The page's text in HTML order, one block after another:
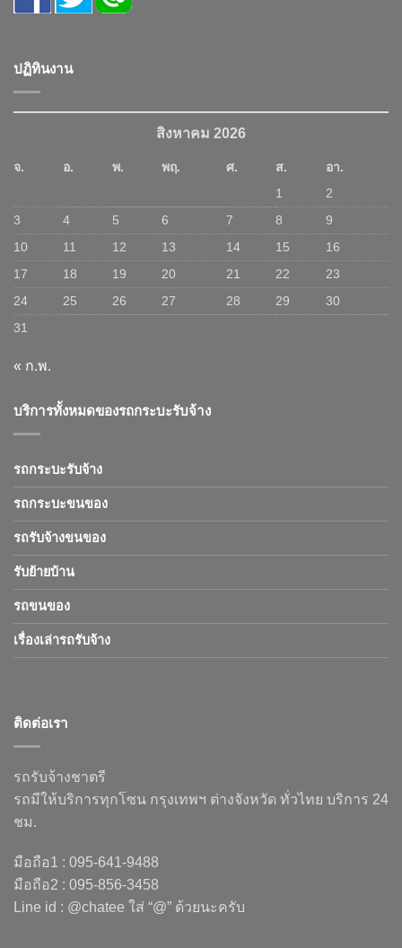
ปฏิทินงาน
สิงหาคม 2026
จ. อ. พ. พฤ. ศ. ส.
อา.
1
2
3
4 5 6 7 8
9
10
11 12 13 14 15
16
17
18 19 20 21 22
23
24
25 26 27 28 29
30
31
« ก.พ.
บริการทั้งหมดของรถกระบะรับจ้าง
รถกระบะรับจ้าง
รถกระบะขนของ
รถรับจ้างขนของ
รับย้ายบ้าน
รถขนของ
เรื่องเล่ารถรับจ้าง
ติดต่อเรา
รถรับจ้างชาตรี
รถมีให้บริการทุกโซน กรุงเทพฯ ต่างจังหวัด ทั่วไทย บริการ 24
ชม.
มือถือ1 : 095-641-9488
มือถือ2 : 095-856-3458
Line id : @chatee ใส่ “@” ด้วยนะครับ